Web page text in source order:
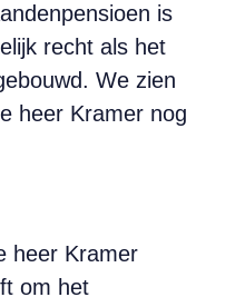
is
recht als het
We zien
heer Kramer nog
heer Kramer
om het